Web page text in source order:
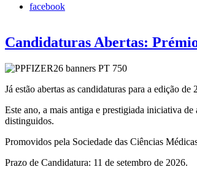
facebook
Candidaturas Abertas:
Já estão abertas as candidaturas para a edição
Este ano, a mais antiga e prestigiada iniciativa
distinguidos.
Promovidos pela Sociedade das Ciências
Prazo de Candidatura: 11 de setembro de 2026.